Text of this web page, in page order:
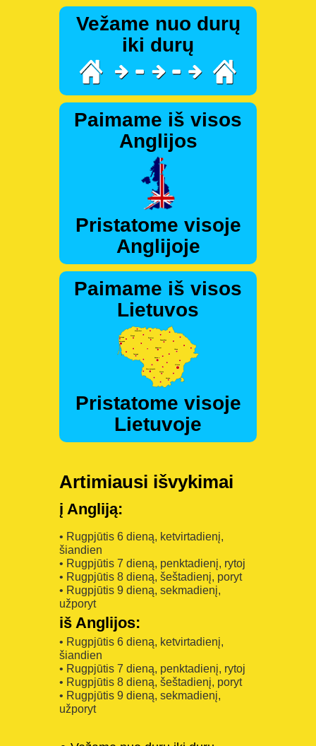
Vežame nuo durų
iki durų
Paimame iš visos
Anglijos
Pristatome visoje
Anglijoje
Paimame iš visos
Lietuvos
Pristatome visoje
Lietuvoje
Artimiausi išvykimai
į Angliją:
• Rugpjūtis 6 dieną, ketvirtadienį,
šiandien
• Rugpjūtis 7 dieną, penktadienį, rytoj
• Rugpjūtis 8 dieną, šeštadienį, poryt
• Rugpjūtis 9 dieną, sekmadienį,
užporyt
iš Anglijos:
• Rugpjūtis 6 dieną, ketvirtadienį,
šiandien
• Rugpjūtis 7 dieną, penktadienį, rytoj
• Rugpjūtis 8 dieną, šeštadienį, poryt
• Rugpjūtis 9 dieną, sekmadienį,
užporyt